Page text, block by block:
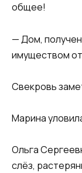
общее!
— Дом,
имуществом
Свекровь
Марина
Ольга
слёз,